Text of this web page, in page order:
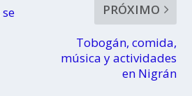
PRÓXIMO
Tobogán, comida,
música y actividades
en Nigrán